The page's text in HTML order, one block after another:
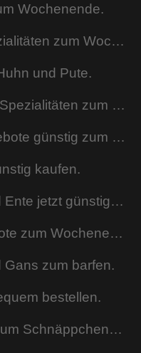
Wochenende.
Futterfleisch Spezialitäten zum Wochenende.
und Pute.
Geflügelte BARF Spezialitäten zum Wochenende.
Futterfleisch Angebote günstig zum Wochenende.
kaufen.
Blättermagen und Ente jetzt günstig bestellen.
Frostfutter Angebote zum Wochenende.
Gans zum barfen.
bestellen.
BARF Klassiker zum Schnäppchenpreis.